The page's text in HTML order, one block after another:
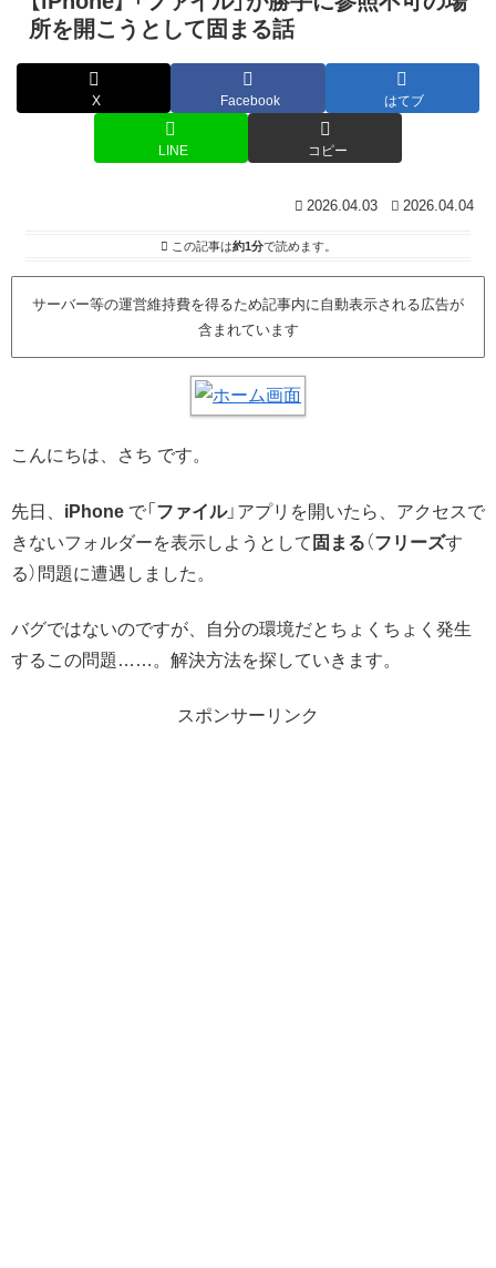
所を開こうとして固まる話
X Facebook はてブ
LINE コピー
2026.04.03 2026.04.04
この記事は約1分で読めます。
サーバー等の運営維持費を得るため記事内に自動表示される広告が
含まれています
こんにちは、さち です。
先日、 iPhone で「 ファイル」アプリを開いたら、アクセスで
きないフォルダーを表示しようとして 固まる （フリーズす
る）問題に遭遇しました。
バグではないのですが、自分の環境だとちょくちょく発生
するこの問題……。解決方法を探していきます。
スポンサーリンク